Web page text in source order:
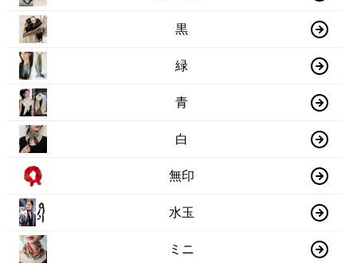
黒
緑
青
白
無印
水玉
ミニ